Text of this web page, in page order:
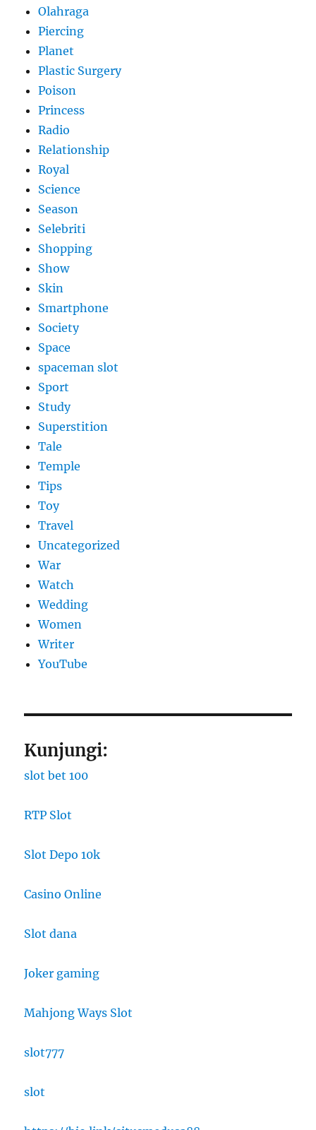
Olahraga
Piercing
Planet
Plastic Surgery
Poison
Princess
Radio
Relationship
Royal
Science
Season
Selebriti
Shopping
Show
Skin
Smartphone
Society
Space
spaceman slot
Sport
Study
Superstition
Tale
Temple
Tips
Toy
Travel
Uncategorized
War
Watch
Wedding
Women
Writer
YouTube
Kunjungi:
slot bet 100
RTP Slot
Slot Depo 10k
Casino Online
Slot dana
Joker gaming
Mahjong Ways Slot
slot777
slot